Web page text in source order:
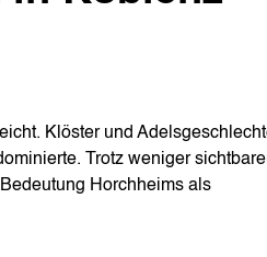
Klöster und
Trotz weniger
Horchheims als